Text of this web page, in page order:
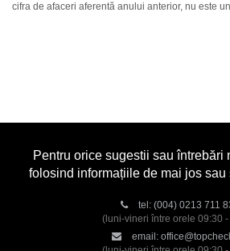
cifra de afaceri aferentă anului anterior, nu este
Pentru orice sugestii sau întrebări
folosind informațiile de mai jos sau
tel: (004) 0213 711
(luni-vineri între orele 09:30
email: